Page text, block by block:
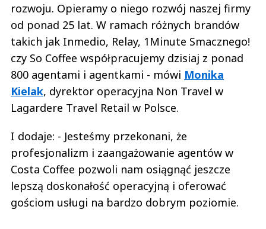
rozwoju. Opieramy o niego rozwój naszej firmy
od ponad 25 lat. W ramach różnych brandów
takich jak Inmedio, Relay, 1Minute Smacznego!
czy So Coffee współpracujemy dzisiaj z ponad
800 agentami i agentkami - mówi Monika
Kielak, dyrektor operacyjna Non Travel w
Lagardere Travel Retail w Polsce.
I dodaje: - Jesteśmy przekonani, że
profesjonalizm i zaangażowanie agentów w
Costa Coffee pozwoli nam osiągnąć jeszcze
lepszą doskonałość operacyjną i oferować
gościom usługi na bardzo dobrym poziomie.